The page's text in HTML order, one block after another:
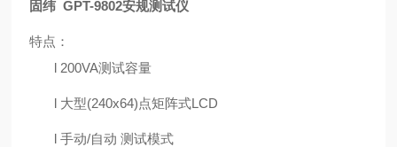
固纬 GPT-9802安规测试仪
特点：
l 200VA测试容量
l 大型(240x64)点矩阵式LCD
l手动/自动 测试模式